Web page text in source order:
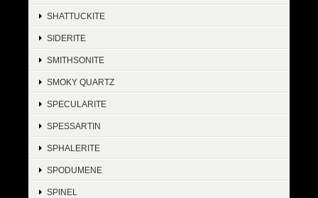
SHATTUCKITE
SIDERITE
SMITHSONITE
SMOKY QUARTZ
SPECULARITE
SPESSARTIN
SPHALERITE
SPODUMENE
SPINEL